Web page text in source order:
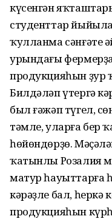
күсенгән
студенттар
ҡулланма сәнғәте
урындағы
продукцияһын
Билдәләп үтергә
был ғәжәп түгел,
тәмле, уларға бер
һөйөндөрҙө.
ҡатынлы Розалия
матур һауыттарға
кәрәҙле бал,
продукцияһын